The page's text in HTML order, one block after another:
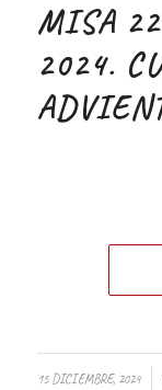
MISA
2024.
15 DICIEMBRE, 2024